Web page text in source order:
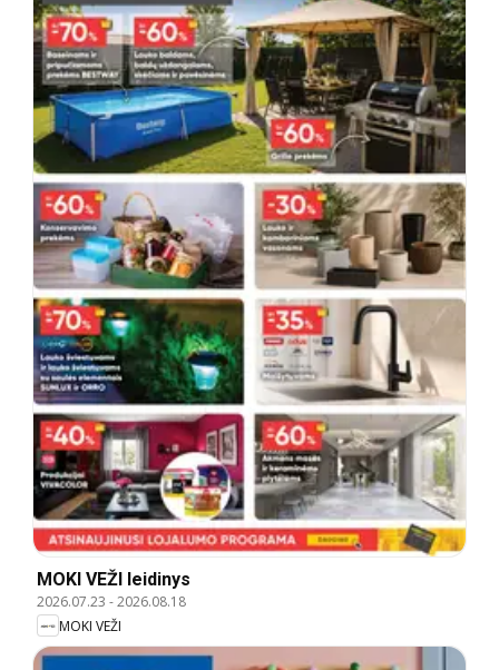
MOKI VEŽI leidinys
2026.07.23 -2026.08.18
MOKI VEŽI